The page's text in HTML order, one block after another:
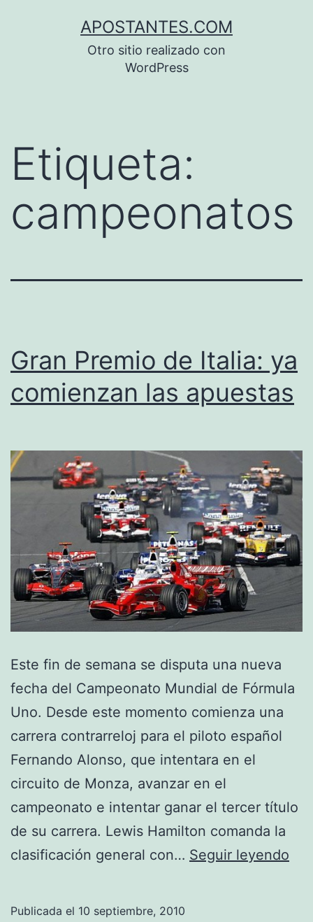
APOSTANTES.COM
Otro sitio realizado con
WordPress
Etiqueta:
campeonatos
Gran Premio de Italia: ya
comienzan las apuestas
Este fin de semana se disputa una nueva
fecha del Campeonato Mundial de Fórmula
Uno. Desde este momento comienza una
carrera contrarreloj para el piloto español
Fernando Alonso, que intentara en el
circuito de Monza, avanzar en el
campeonato e intentar ganar el tercer título
de su carrera. Lewis Hamilton comanda la
clasificación general con… Seguir leyendo
Publicada el 10 septiembre, 2010